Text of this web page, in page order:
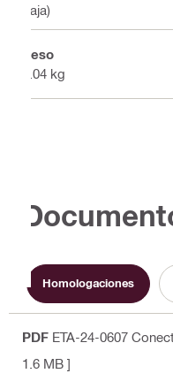
baja)
Peso
0.04 kg
Homologaciones
PDF ETA-24-0607
1.6 MB ]